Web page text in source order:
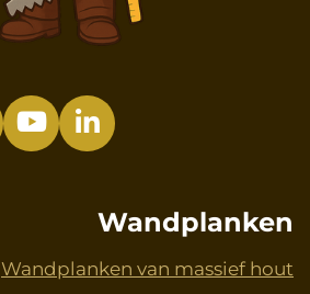
Y
o
b
L
i
k
d
Wandplanken
Wandplanken van massief hout